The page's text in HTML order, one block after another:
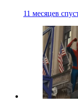
11 месяцев